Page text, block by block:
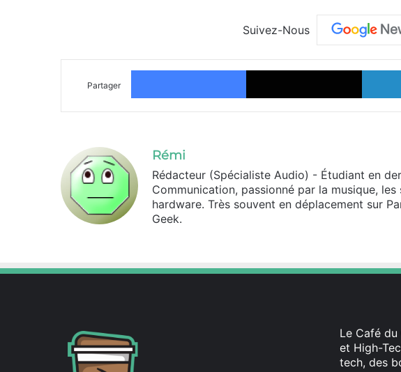
Suivez-Nous
Partager
Facebook X
Rémi
Rédacteur (Spécialiste Audio) - Étudiant en
Communication, passionné par la musique,
hardware. Très souvent en déplacement sur
Geek.
Le Café
et High-
tech, des